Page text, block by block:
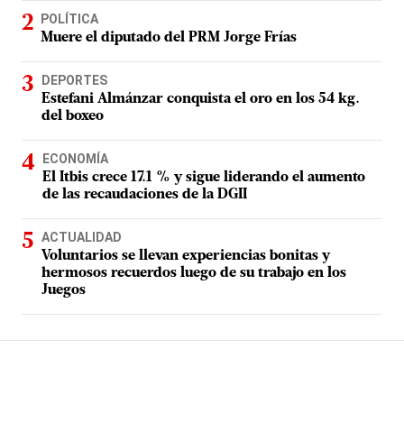
POLÍTICA
Muere el diputado del PRM Jorge Frías
DEPORTES
Estefani Almánzar conquista el oro en los 54 kg.
del boxeo
ECONOMÍA
El Itbis crece 17.1 % y sigue liderando el aumento
de las recaudaciones de la DGII
ACTUALIDAD
Voluntarios se llevan experiencias bonitas y
hermosos recuerdos luego de su trabajo en los
Juegos